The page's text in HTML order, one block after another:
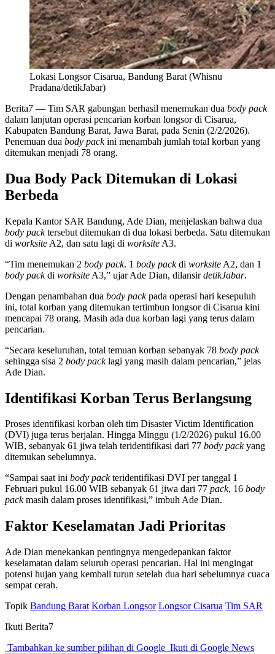
Lokasi Longsor Cisarua, Bandung Barat (Whisnu
Pradana/detikJabar)
Berita7 — Tim SAR gabungan berhasil menemukan dua body pack
dalam lanjutan operasi pencarian korban longsor di Cisarua,
Kabupaten Bandung Barat, Jawa Barat, pada Senin (2/2/2026).
Penemuan dua body packini menambah jumlah total korban yang
ditemukan menjadi 78 orang.
Dua Body Pack Ditemukan di Lokasi
Berbeda
Kepala Kantor SAR Bandung, Ade Dian, menjelaskan bahwa dua
body packtersebut ditemukan di dua lokasi berbeda. Satu ditemukan
di worksite A2, dan satu lagi di worksite A3.
“Tim menemukan 2 body pack. 1 body packdi worksite A2, dan 1
body packdi worksite A3,” ujar Ade Dian, dilansirdetikJabar.
Dengan penambahan dua body packpada operasi hari kesepuluh
ini, total korban yang ditemukan tertimbun longsor di Cisarua kini
mencapai 78 orang. Masih ada dua korban lagi yang terus dalam
pencarian.
“Secara keseluruhan, total temuan korban sebanyak 78 body pack
sehingga sisa 2 body packlagi yang masih dalam pencarian,” jelas
Ade Dian.
Identifikasi Korban Terus Berlangsung
Proses identifikasi korban oleh tim Disaster Victim Identification
(DVI) juga terus berjalan. Hingga Minggu (1/2/2026) pukul 16.00
WIB, sebanyak 61 jiwa telah teridentifikasi dari 77 body packyang
ditemukan sebelumnya.
“Sampai saat ini body packteridentifikasi DVI per tanggal 1
Februari pukul 16.00 WIB sebanyak 61 jiwa dari 77 pack, 16 body
packmasih dalam proses identifikasi,” imbuh Ade Dian.
Faktor Keselamatan Jadi Prioritas
Ade Dian menekankan pentingnya mengedepankan faktor
keselamatan dalam seluruh operasi pencarian. Hal ini mengingat
potensi hujan yang kembali turun setelah dua hari sebelumnya cuaca
sempat cerah.
Topik Bandung Barat Korban Longsor Longsor Cisarua Tim SAR
Ikuti Berita7
Tambahkan ke sumber pilihan di Google Ikuti di Google News